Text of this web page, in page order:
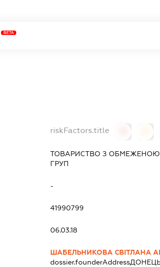
BETA
riskFactors.title
ТОВАРИСТВО З ОБМЕЖЕНОЮ
ГРУП
-
41990799
06.03.18
ШАБЕЛЬНИКОВА СВІТЛАНА
dossier.founderAddress